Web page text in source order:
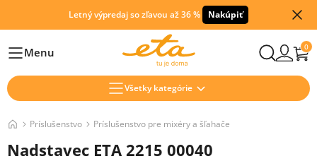
Letný výpredaj so zľavou až 36 % Nakúpiť
HlavníMenu 0
Všetky kategórie
Príslušenstvo Príslušenstvo pre mixéry a šľahače
Nadstavec ETA 2215 00040